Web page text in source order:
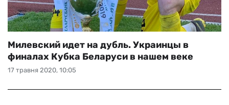
БУКМЕКЕРИ
17 травня 2020, 10:05
Милевский идет на дубль. Украинцы в
финалах Кубка Беларуси в нашем веке